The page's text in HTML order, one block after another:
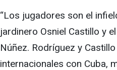
“Los jugadores son el
jardinero Osniel Castillo y
Núñez. Rodríguez y
internacionales con Cuba,